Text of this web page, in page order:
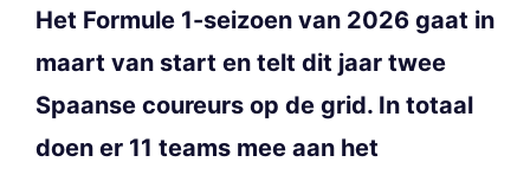
Het Formule 1-seizoen van 2026 gaat in
maart van start en telt dit jaar twee
Spaanse coureurs op de grid. In totaal
doen er 11 teams mee aan het